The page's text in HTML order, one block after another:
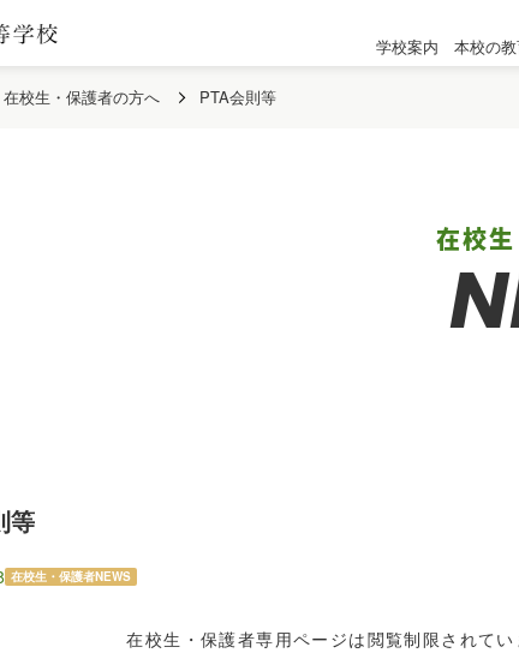
学校案内 本校の
在校生・保護者の方へ PTA会則等
在校
等
在校生・保護者NEWS
在校生・保護者専用ページは閲覧制限されてい